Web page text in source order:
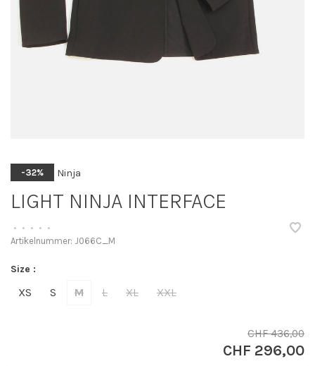
-32% Ninja
LIGHT NINJA INTERFACE
• • • • •
Artikelnummer: J066C_M
Size :
XS S M L XL XXL
CHF 436,00
CHF 296,00